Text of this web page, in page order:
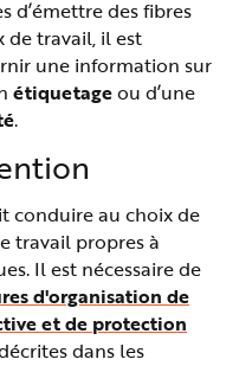
d’émettre des fibres
de travail, il est
une information sur
étiquetageou d’une
.
conduire au choix de
travail propres à
Il est nécessaire de
d'organisation de
et de protection
dans les